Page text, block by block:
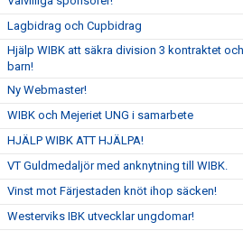
Lagbidrag och Cupbidrag
Hjälp WIBK att säkra division 3 kontraktet
barn!
Ny Webmaster!
WIBK och Mejeriet UNG i samarbete
HJÄLP WIBK ATT HJÄLPA!
VT Guldmedaljör med anknytning till WIBK.
Vinst mot Färjestaden knöt ihop säcken!
Westerviks IBK utvecklar ungdomar!